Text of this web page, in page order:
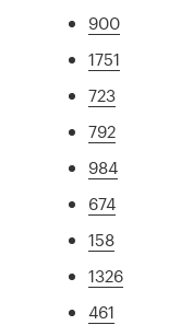
900
1751
723
792
984
674
158
1326
461